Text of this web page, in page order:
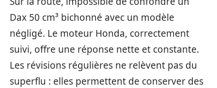
Dax 50 cm³ bichonné avec un modèle
négligé. Le moteur Honda, correctement
suivi, offre une réponse nette et constante.
Les révisions régulières ne relèvent pas du
superflu : elles permettent de conserver des